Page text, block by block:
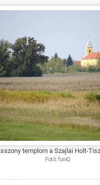
templom a Szajlai Holt-
Fotó:funiQ